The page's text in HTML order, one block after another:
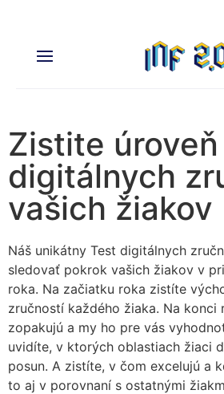
Zistite úroveň
digitálnych
vašich žiakov
Náš unikátny Test digitálnych
sledovať pokrok vašich žiakov v
roka. Na začiatku roka zistíte
zručností každého žiaka. Na konci
zopakujú a my ho pre vás
uvidíte, v ktorých oblastiach žiaci
posun. A zistíte, v čom excelujú a
to aj v porovnaní s ostatnými